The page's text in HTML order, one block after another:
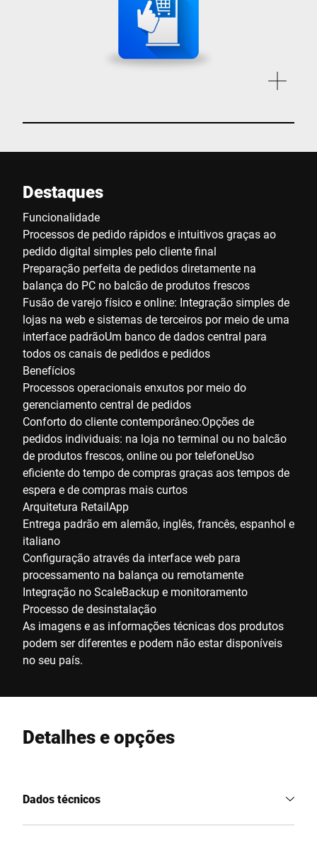
Destaques
Funcionalidade
Processos de pedido rápidos e intuitivos graças ao
pedido digital simples pelo cliente final
Preparação perfeita de pedidos diretamente na
balança do PC no balcão de produtos frescos
Fusão de varejo físico e online: Integração simples de
lojas na web e sistemas de terceiros por meio de uma
interface padrãoUm banco de dados central para
todos os canais de pedidos e pedidos
Benefícios
Processos operacionais enxutos por meio do
gerenciamento central de pedidos
Conforto do cliente contemporâneo:Opções de
pedidos individuais: na loja no terminal ou no balcão
de produtos frescos, online ou por telefoneUso
eficiente do tempo de compras graças aos tempos de
espera e de compras mais curtos
Arquitetura RetailApp
Entrega padrão em alemão, inglês, francês, espanhol e
italiano
Configuração através da interface web para
processamento na balança ou remotamente
Integração no ScaleBackup e monitoramento
Processo de desinstalação
As imagens e as informações técnicas dos produtos
podem ser diferentes e podem não estar disponíveis
no seu país.
Detalhes e opções
Dados técnicos